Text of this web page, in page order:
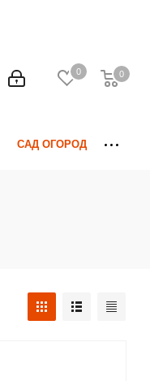
0 0
0
САД ОГОРОД